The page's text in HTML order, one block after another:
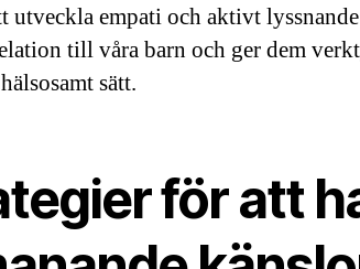
utveckla empati och aktivt
till våra barn och ger dem
sätt.
för att